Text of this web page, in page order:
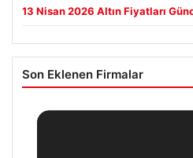
13 Nisan 2026 Altın Fiyatları
Son Eklenen Firmalar